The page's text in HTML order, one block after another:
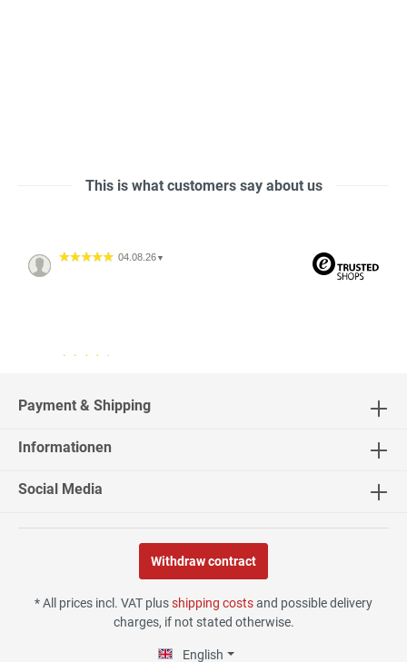
This is what customers say about us
04.08.26 ▼
30.07.26▼
Payment & Shipping
Informationen
Social Media
Withdraw contract
* All prices incl. VAT plusshipping costsand possible delivery
charges, if not stated otherwise.
English